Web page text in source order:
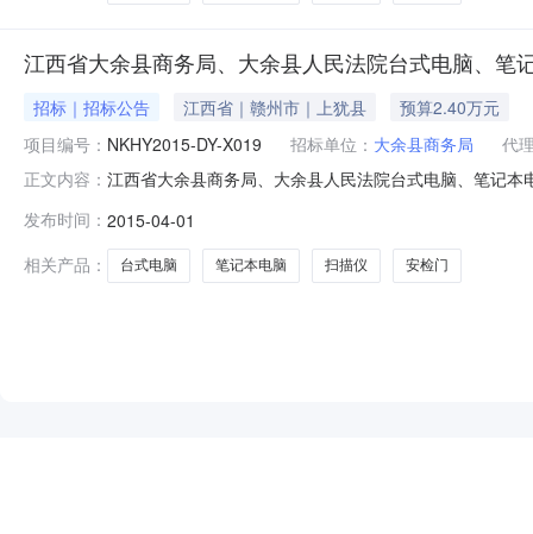
江西省大余县商务局、大余县人民法院台式电脑、笔
招标｜招标公告 江西省｜赣州市｜上犹县
预算2.40万元
项目编号： NKHY2015-DY-X019 招标单位： 大余县商务局
代
正文内容： 江西省大余县商务局、大余县人民法院台式电脑、笔记
室批复[批复号：余采购询字（2015）32号、余采购询字
发布时间： 2015-04-01
相关产品：
台式电脑 笔记本电脑 扫描仪 安检门